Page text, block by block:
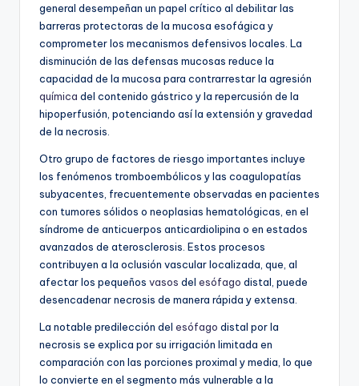
general desempeñan un papel crítico al debilitar las
barreras protectoras de la mucosa esofágica y
comprometer los mecanismos defensivos locales. La
disminución de las defensas mucosas reduce la
capacidad de la mucosa para contrarrestar la agresión
química del contenido gástrico y la repercusión de la
hipoperfusión, potenciando así la extensión y gravedad
de la necrosis.
Otro grupo de factores de riesgo importantes incluye
los fenómenos tromboembólicos y las coagulopatías
subyacentes, frecuentemente observadas en pacientes
con tumores sólidos o neoplasias hematológicas, en el
síndrome de anticuerpos anticardiolipina o en estados
avanzados de aterosclerosis. Estos procesos
contribuyen a la oclusión vascular localizada, que, al
afectar los pequeños vasos del esófago distal, puede
desencadenar necrosis de manera rápida y extensa.
La notable predilección del esófago distal por la
necrosis se explica por su irrigación limitada en
comparación con las porciones proximal y media, lo que
lo convierte en el segmento más vulnerable a la